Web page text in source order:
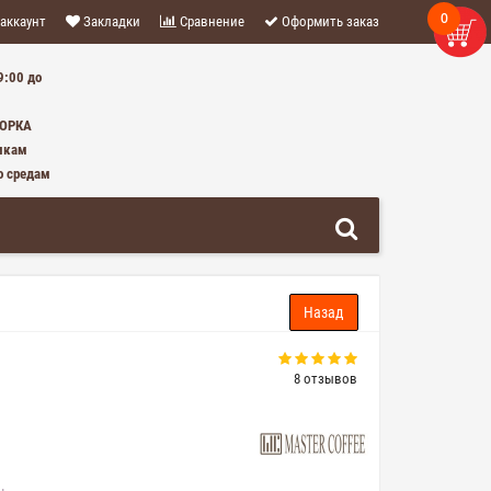
Закладки Сравнение Оформить заказ
до
8 отзывов
0